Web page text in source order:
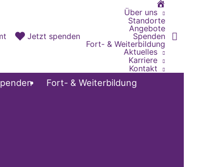
Jetzt spenden
Über uns
Standorte
Angebote
Spenden
Fort- & Weiterbildung
Aktuelles
Karriere
Kontakt
Fort- & Weiterbildung